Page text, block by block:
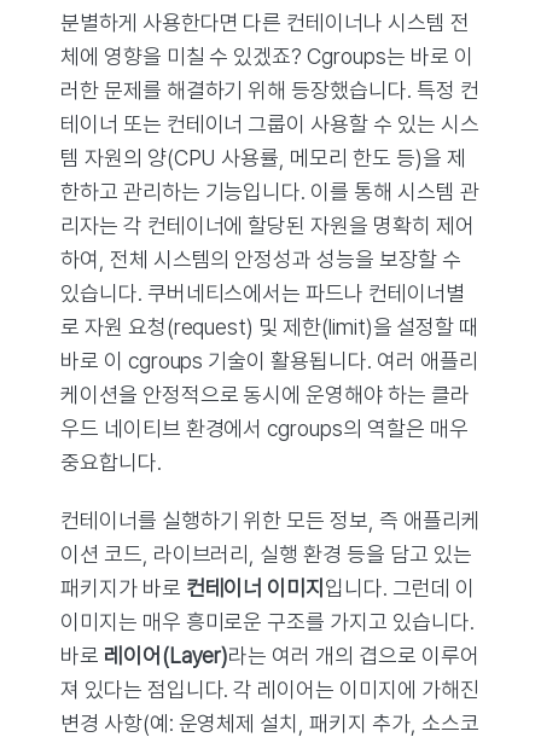
분별하게 사용한다면 다른 컨테이너나 시스템 전
체에 영향을 미칠 수 있겠죠? Cgroups는 바로 이
러한 문제를 해결하기 위해 등장했습니다. 특정 컨
테이너 또는 컨테이너 그룹이 사용할 수 있는 시스
템 자원의 양(CPU 사용률, 메모리 한도 등)을 제
한하고 관리하는 기능입니다. 이를 통해 시스템 관
리자는 각 컨테이너에 할당된 자원을 명확히 제어
하여, 전체 시스템의 안정성과 성능을 보장할 수
있습니다. 쿠버네티스에서는 파드나 컨테이너별
로 자원 요청(request) 및 제한(limit)을 설정할 때
바로 이 cgroups 기술이 활용됩니다. 여러 애플리
케이션을 안정적으로 동시에 운영해야 하는 클라
우드 네이티브 환경에서 cgroups의 역할은 매우
중요합니다.
컨테이너를 실행하기 위한 모든 정보, 즉 애플리케
이션 코드, 라이브러리, 실행 환경 등을 담고 있는
패키지가 바로 컨테이너 이미지 입니다. 그런데 이
이미지는 매우 흥미로운 구조를 가지고 있습니다.
바로 레이어(Layer)라는 여러 개의 겹으로 이루어
져 있다는 점입니다. 각 레이어는 이미지에 가해진
변경 사항(예: 운영체제 설치, 패키지 추가, 소스코